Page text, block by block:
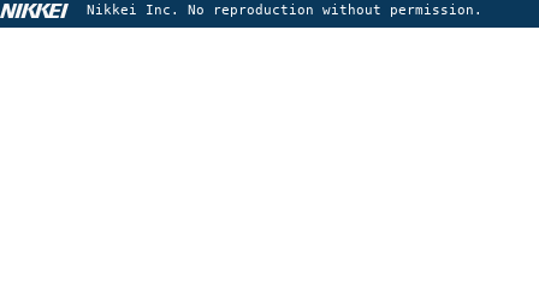
Nikkei Inc. No reproduction without permission.